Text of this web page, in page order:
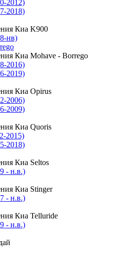
2012)
2018)
Киа K900
нв)
Киа Mohave - Borrego
2016)
2019)
Киа Opirus
2006)
2009)
Киа Quoris
2015)
2018)
Киа Seltos
- н.в.)
Киа Stinger
- н.в.)
Киа Telluride
- н.в.)